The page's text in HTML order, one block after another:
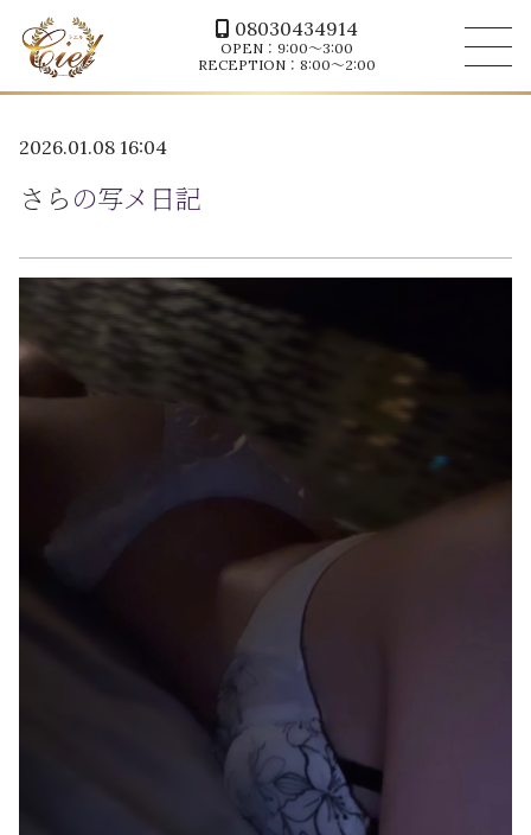
08030434914
OPEN：9:00～3:00
RECEPTION：8:00～2:00
2026.01.08 16:04
さら の写メ日記